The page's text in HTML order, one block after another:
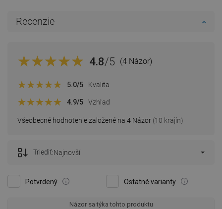
Recenzie
4.8/5 (4 Názor)
Všeobecné hodnotenie založené na 4 Názor (10 krajín)
5.0/5 Kvalita
4.9/5 Vzhľad
Potvrdený Ostatné varianty
Triediť:Najnovší
Názor sa týka tohto produktu